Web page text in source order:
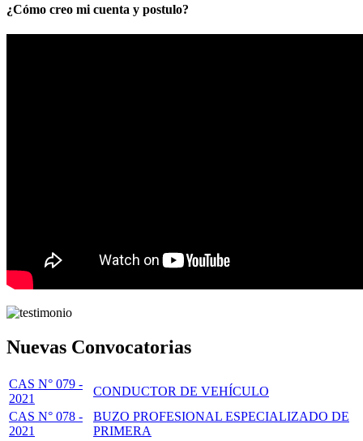
¿Cómo creo mi cuenta y postulo?
Nuevas Convocatorias
CAS N° 079 -
2021
CONDUCTOR DE VEHÍCULO
CAS N° 078 -
2021
BUZO PROFESIONAL ESPECIALIZADO DE
PRIMERA